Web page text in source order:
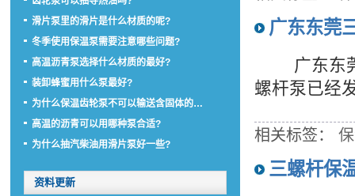
广东东莞
广东东莞
螺杆泵已经
相关标签：
三螺杆保
滑片泵里的滑片是什么材质的呢?
冬季使用保温泵需要注意哪些问题?
高温沥青泵选择什么材质的最好?
装卸蜂蜜用什么泵最好?
为什么保温齿轮泵不可以输送含固体的…
高温的沥青可以用哪种泵合适?
为什么抽汽柴油用滑片泵好一些?
资料更新